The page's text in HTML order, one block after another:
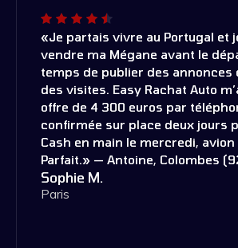
«Je partais vivre au Portugal et
vendre ma Mégane avant le
temps de publier des annonces
des visites. Easy Rachat Auto
offre de 4 300 euros par
confirmée sur place deux jours
Cash en main le mercredi,
Parfait.» — Antoine, Colombes
Sophie M.
Paris